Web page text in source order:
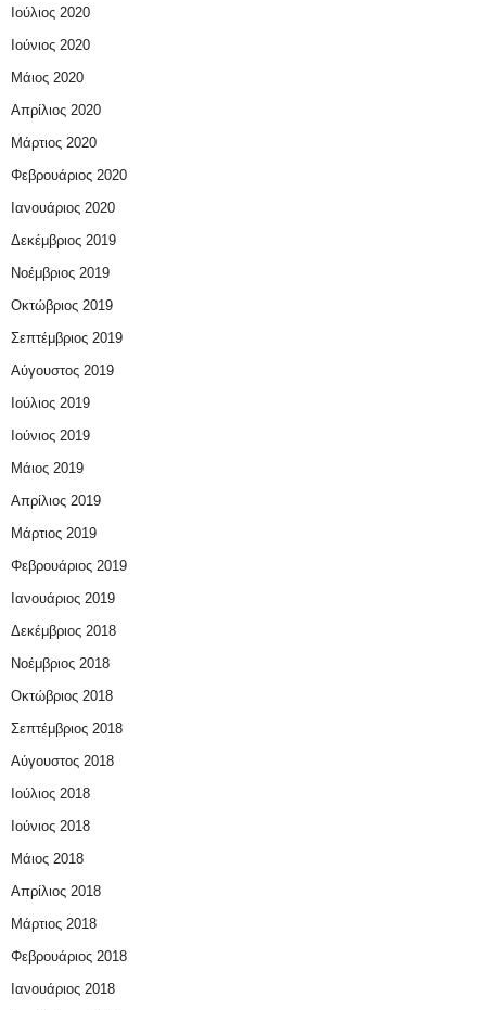
Ιούλιος 2020
Ιούνιος 2020
Μάιος 2020
Απρίλιος 2020
Μάρτιος 2020
Φεβρουάριος 2020
Ιανουάριος 2020
Δεκέμβριος 2019
Νοέμβριος 2019
Οκτώβριος 2019
Σεπτέμβριος 2019
Αύγουστος 2019
Ιούλιος 2019
Ιούνιος 2019
Μάιος 2019
Απρίλιος 2019
Μάρτιος 2019
Φεβρουάριος 2019
Ιανουάριος 2019
Δεκέμβριος 2018
Νοέμβριος 2018
Οκτώβριος 2018
Σεπτέμβριος 2018
Αύγουστος 2018
Ιούλιος 2018
Ιούνιος 2018
Μάιος 2018
Απρίλιος 2018
Μάρτιος 2018
Φεβρουάριος 2018
Ιανουάριος 2018